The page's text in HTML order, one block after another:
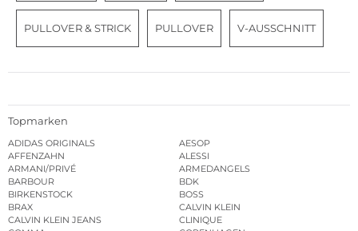
PULLOVER & STRICK PULLOVER V-AUSSCHNITT
Topmarken
ADIDAS ORIGINALS
AESOP
AFFENZAHN
ALESSI
ARMANI/PRIVÉ
ARMEDANGELS
BARBOUR
BDK
BIRKENSTOCK
BOSS
BRAX
CALVIN KLEIN
CALVIN KLEIN JEANS
CLINIQUE